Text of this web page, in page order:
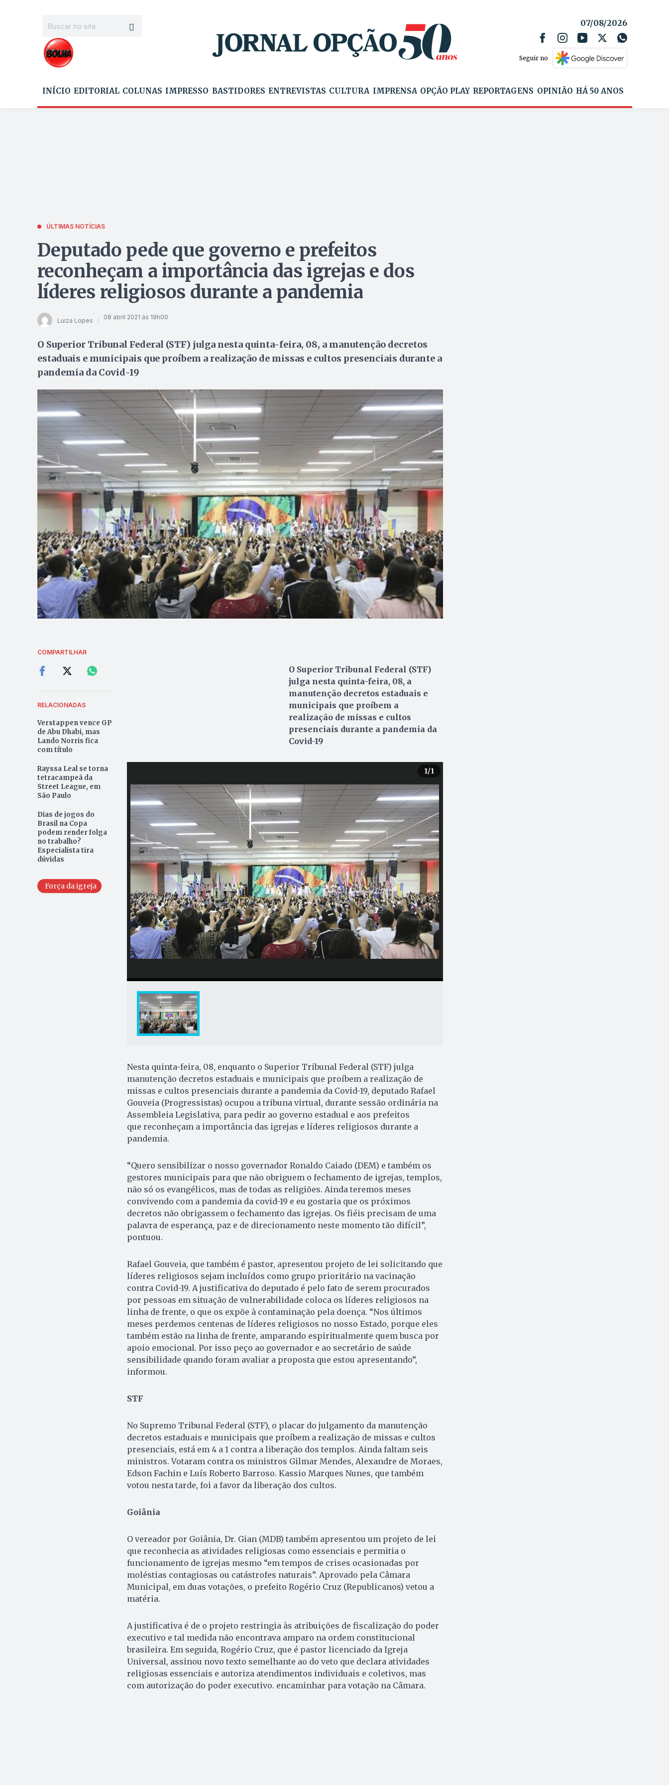
07/08/2026
Seguir no
INÍCIO EDITORIAL COLUNAS IMPRESSO BASTIDORES ENTREVISTAS CULTURA IMPRENSA OPÇÃO PLAY REPORTAGENS OPINIÃO HÁ 50 ANOS
ÚLTIMAS NOTÍCIAS
Deputado pede que governo e prefeitos
reconheçam a importância das igrejas e dos
líderes religiosos durante a pandemia
Luiza Lopes 08 abril 2021 às 19h00
O Superior Tribunal Federal (STF) julga nesta quinta-feira, 08, a manutenção decretos
estaduais e municipais que proíbem a realização de missas e cultos presenciais durante a
pandemia da Covid-19
COMPARTILHAR
RELACIONADAS
Verstappen vence GP
de Abu Dhabi, mas
Lando Norris fica
com título
Rayssa Leal se torna
tetracampeã da
Street League, em
São Paulo
Dias de jogos do
Brasil na Copa
podem render folga
no trabalho?
Especialista tira
dúvidas
Força da igreja
O Superior Tribunal Federal (STF)
julga nesta quinta-feira, 08, a
manutenção decretos estaduais e
municipais que proíbem a
realização de missas e cultos
presenciais durante a pandemia da
Covid-19
1/1
Nesta quinta-feira, 08, enquanto o Superior Tribunal Federal (STF) julga
manutenção decretos estaduais e municipais que proíbem a realização de
missas e cultos presenciais durante a pandemia da Covid-19, deputado Rafael
Gouveia (Progressistas) ocupou a tribuna virtual, durante sessão ordinária na
Assembleia Legislativa, para pedir ao governo estadual e aos prefeitos
que reconheçam a importância das igrejas e líderes religiosos durante a
pandemia.
“Quero sensibilizar o nosso governador Ronaldo Caiado (DEM) e também os
gestores municipais para que não obriguem o fechamento de igrejas, templos,
não só os evangélicos, mas de todas as religiões. Ainda teremos meses
convivendo com a pandemia da covid-19 e eu gostaria que os próximos
decretos não obrigassem o fechamento das igrejas. Os fiéis precisam de uma
palavra de esperança, paz e de direcionamento neste momento tão difícil”,
pontuou.
Rafael Gouveia, que também é pastor, apresentou projeto de lei solicitando que
líderes religiosos sejam incluídos como grupo prioritário na vacinação
contra Covid-19. A justificativa do deputado é pelo fato de serem procurados
por pessoas em situação de vulnerabilidade coloca os líderes religiosos na
linha de frente, o que os expõe à contaminação pela doença. “Nos últimos
meses perdemos centenas de líderes religiosos no nosso Estado, porque eles
também estão na linha de frente, amparando espiritualmente quem busca por
apoio emocional. Por isso peço ao governador e ao secretário de saúde
sensibilidade quando foram avaliar a proposta que estou apresentando”,
informou.
STF
No Supremo Tribunal Federal (STF), o placar do julgamento da manutenção
decretos estaduais e municipais que proíbem a realização de missas e cultos
presenciais, está em 4 a 1 contra a liberação dos templos. Ainda faltam seis
ministros. Votaram contra os ministros Gilmar Mendes, Alexandre de Moraes,
Edson Fachin e Luís Roberto Barroso. Kassio Marques Nunes, que também
votou nesta tarde, foi a favor da liberação dos cultos.
Goiânia
O vereador por Goiânia, Dr. Gian (MDB) também apresentou um projeto de lei
que reconhecia as atividades religiosas como essenciais e permitia o
funcionamento de igrejas mesmo “em tempos de crises ocasionadas por
moléstias contagiosas ou catástrofes naturais”. Aprovado pela Câmara
Municipal, em duas votações, o prefeito Rogério Cruz (Republicanos) vetou a
matéria.
A justificativa é de o projeto restringia às atribuições de fiscalização do poder
executivo e tal medida não encontrava amparo na ordem constitucional
brasileira. Em seguida, Rogério Cruz, que é pastor licenciado da Igreja
Universal, assinou novo texto semelhante ao do veto que declara atividades
religiosas essenciais e autoriza atendimentos individuais e coletivos, mas
com autorização do poder executivo. encaminhar para votação na Câmara.